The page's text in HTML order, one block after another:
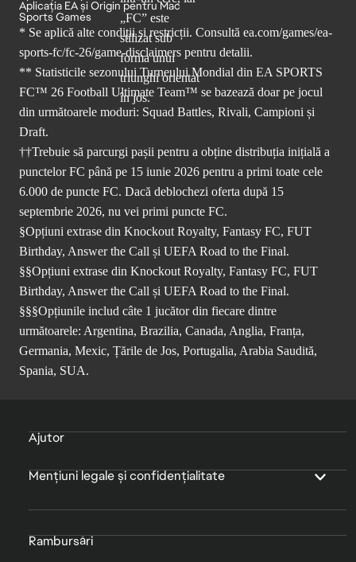
Aplicația EA și Origin pentru Mac
Sports Games
* Se aplică alte condiții și restricții. Consultă ea.com/games/ea-
sports-fc/fc-26/game-disclaimers pentru detalii.
** Statisticile sezonului Turneului Mondial din EA SPORTS
FC™ 26 Football Ultimate Team™ se bazează doar pe jocul
din următoarele moduri: Squad Battles, Rivali, Campioni și
Draft.
††Trebuie să parcurgi pașii pentru a obține distribuția inițială a
punctelor FC până pe 15 iunie 2026 pentru a primi toate cele
6.000 de puncte FC. Dacă deblochezi oferta după 15
septembrie 2026, nu vei primi puncte FC.
§Opțiuni extrase din Knockout Royalty, Fantasy FC, FUT
Birthday, Answer the Call și UEFA Road to the Final.
§§Opțiuni extrase din Knockout Royalty, Fantasy FC, FUT
Birthday, Answer the Call și UEFA Road to the Final.
§§§Opțiunile includ câte 1 jucător din fiecare dintre
următoarele: Argentina, Brazilia, Canada, Anglia, Franța,
Germania, Mexic, Țările de Jos, Portugalia, Arabia Saudită,
Spania, SUA.
Ajutor
Mențiuni legale și confidențialitate
Rambursări